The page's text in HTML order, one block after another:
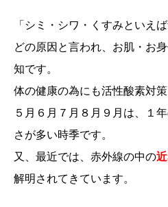
「シミ・シワ・くすみといえ
どの原因と言われ、お肌・お
知です。
体の健康の為にも活性酸素対策
５月６月７月８月９月は、１
さが多い時季です。
又、最近では、赤外線の中の
解明されてきています。